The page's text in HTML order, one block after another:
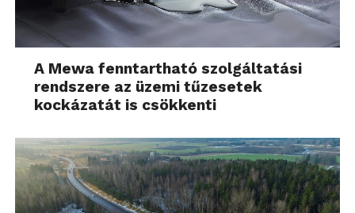
A Mewa fenntartható szolgáltatási
rendszere az üzemi tűzesetek
kockázatát is csökkenti